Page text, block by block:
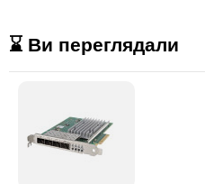
⌛ Ви переглядали